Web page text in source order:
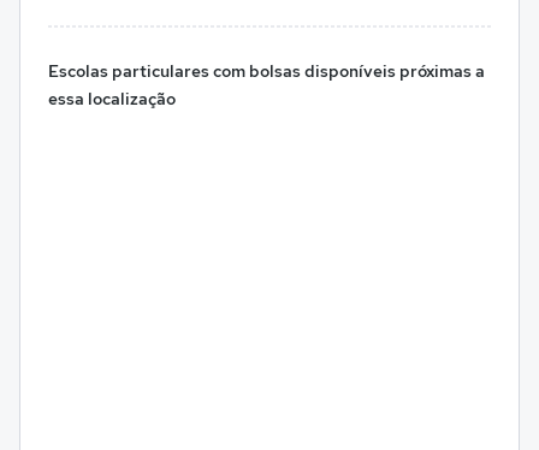
Escolas particulares com bolsas disponíveis próximas a
essa localização